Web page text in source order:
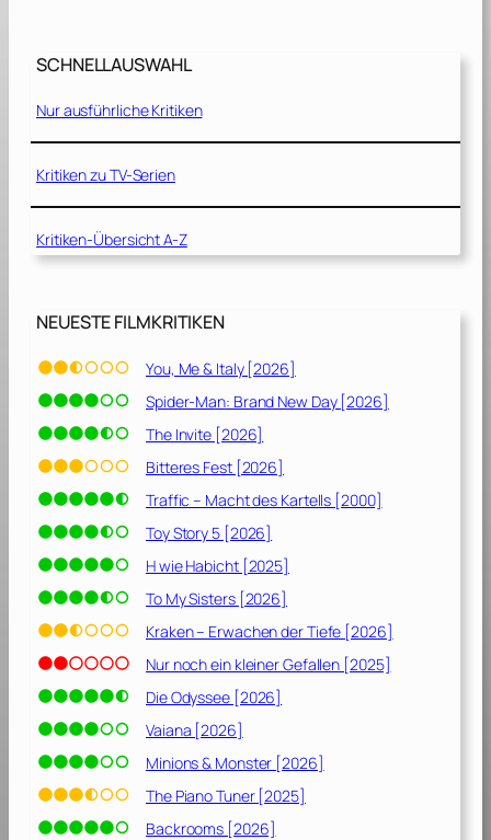
i
f
ü
r
t
e
w
d
r
T
o
n
o
c
h
T
e
u
f
e
l
1
9
8
SCHNELLAUSWAHL
Nur ausführliche Kritiken
Kritiken zu TV-Serien
Kritiken-Übersicht A-Z
NEUESTE FILMKRITIKEN
You, Me & Italy [2026]
Spider-Man: Brand New Day [2026]
The Invite [2026]
Bitteres Fest [2026]
Traffic – Macht des Kartells [2000]
Toy Story 5 [2026]
H wie Habicht [2025]
To My Sisters [2026]
Kraken – Erwachen der Tiefe [2026]
Nur noch ein kleiner Gefallen [2025]
Die Odyssee [2026]
Vaiana [2026]
Minions & Monster [2026]
The Piano Tuner [2025]
Backrooms [2026]